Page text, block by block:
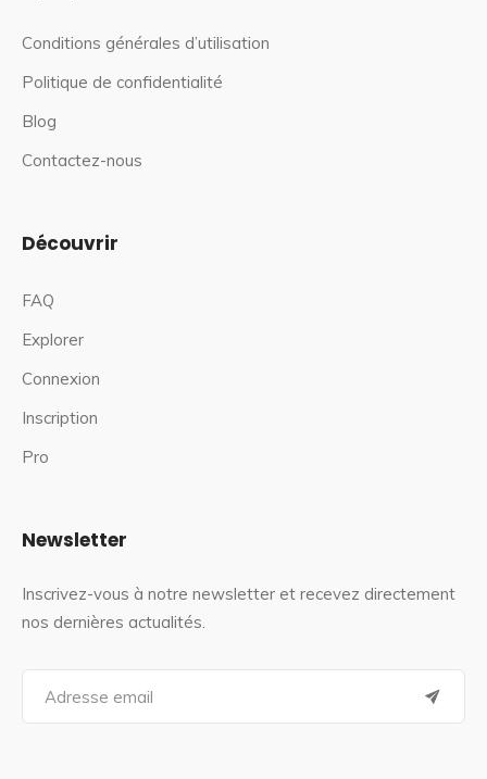
Conditions générales d’utilisation
Politique de confidentialité
Blog
Contactez-nous
Découvrir
FAQ
Explorer
Connexion
Inscription
Pro
Newsletter
Inscrivez-vous à notre newsletter et recevez directement
nos dernières actualités.
a